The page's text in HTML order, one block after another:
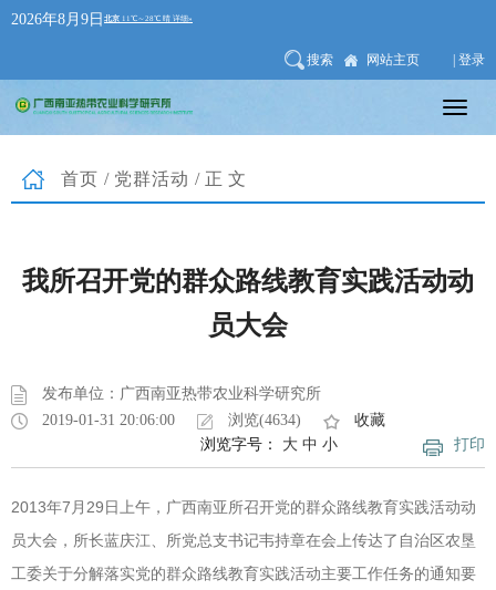
2026年8月9日
搜索 网站主页 | 登录
首页 / 党群活动 /正文
我所召开党的群众路线教育实践活动动
员大会
发布单位：广西南亚热带农业科学研究所
2019-01-31 20:06:00
浏览(4634)
收藏
打印
浏览字号： 大 中 小
2013年7月29日上午，广西南亚所召开党的群众路线教育实践活动动
员大会，所长蓝庆江、所党总支书记韦持章在会上传达了自治区农垦
工委关于分解落实党的群众路线教育实践活动主要工作任务的通知要